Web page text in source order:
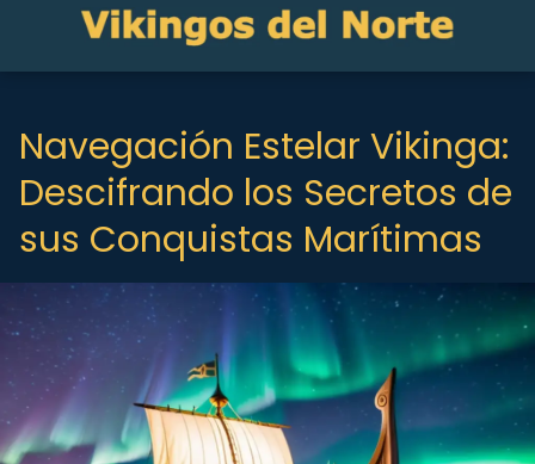
Navegación Estelar Vikinga:
Descifrando los Secretos de
sus Conquistas Marítimas